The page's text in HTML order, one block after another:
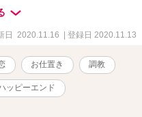
の手解きを受け、快楽に沈
702276663/524431855
は、偽りの兄である恋人に甘
373432460
日 2020.11.16 | 登録日 2020.11.13
お仕置き 調教
ッピーエンド